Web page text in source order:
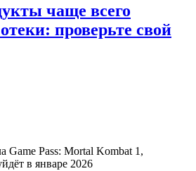
чаще всего
проверьте свой
Game Pass: Mortal Kombat 1,
в январе 2026